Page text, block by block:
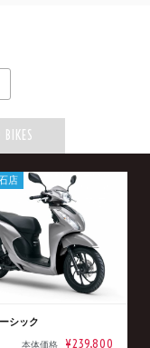
BIKES
ーシック
本体価格 ¥239,800
店